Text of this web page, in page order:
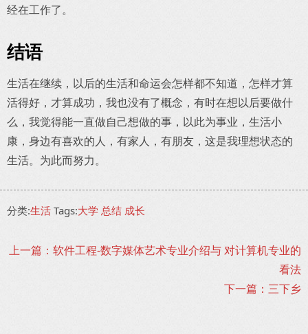
经在工作了。
结语
生活在继续，以后的生活和命运会怎样都不知道，怎样才算
活得好，才算成功，我也没有了概念，有时在想以后要做什
么，我觉得能一直做自己想做的事，以此为事业，生活小
康，身边有喜欢的人，有家人，有朋友，这是我理想状态的
生活。为此而努力。
分类:生活 Tags:大学 总结 成长
上一篇：软件工程-数字媒体艺术专业介绍与 对计算机专业的
看法
下一篇：三下乡